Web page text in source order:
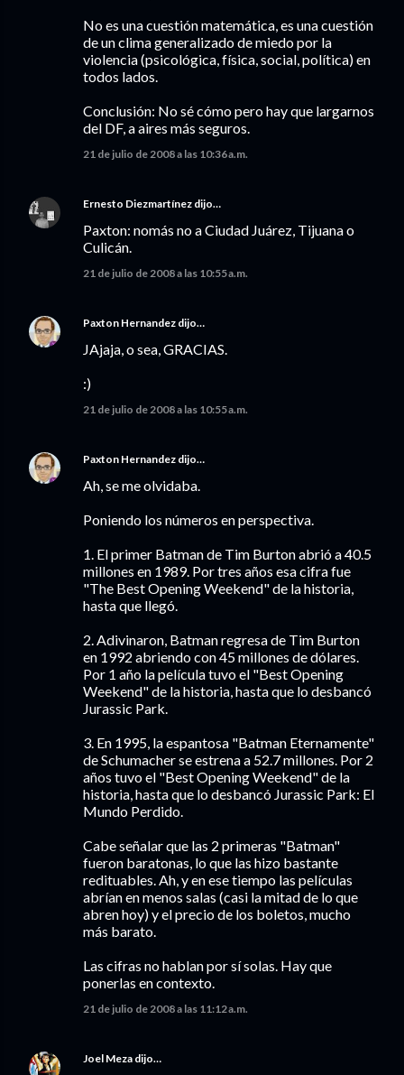
No es una cuestión matemática, es una cuestión
de un clima generalizado de miedo por la
violencia (psicológica, física, social, política) en
todos lados.
Conclusión: No sé cómo pero hay que largarnos
del DF, a aires más seguros.
21 de julio de 2008 a las 10:36 a.m.
Ernesto Diezmartínez dijo…
Paxton: nomás no a Ciudad Juárez, Tijuana o
Culicán.
21 de julio de 2008 a las 10:55 a.m.
Paxton Hernandez dijo…
JAjaja, o sea, GRACIAS.
:)
21 de julio de 2008 a las 10:55 a.m.
Paxton Hernandez dijo…
Ah, se me olvidaba.
Poniendo los números en perspectiva.
1. El primer Batman de Tim Burton abrió a 40.5
millones en 1989. Por tres años esa cifra fue
"The Best Opening Weekend" de la historia,
hasta que llegó.
2. Adivinaron, Batman regresa de Tim Burton
en 1992 abriendo con 45 millones de dólares.
Por 1 año la película tuvo el "Best Opening
Weekend" de la historia, hasta que lo desbancó
Jurassic Park.
3. En 1995, la espantosa "Batman Eternamente"
de Schumacher se estrena a 52.7 millones. Por 2
años tuvo el "Best Opening Weekend" de la
historia, hasta que lo desbancó Jurassic Park: El
Mundo Perdido.
Cabe señalar que las 2 primeras "Batman"
fueron baratonas, lo que las hizo bastante
redituables. Ah, y en ese tiempo las películas
abrían en menos salas (casi la mitad de lo que
abren hoy) y el precio de los boletos, mucho
más barato.
Las cifras no hablan por sí solas. Hay que
ponerlas en contexto.
21 de julio de 2008 a las 11:12 a.m.
Joel Meza dijo…